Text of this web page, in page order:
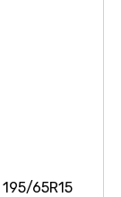
195/65R15